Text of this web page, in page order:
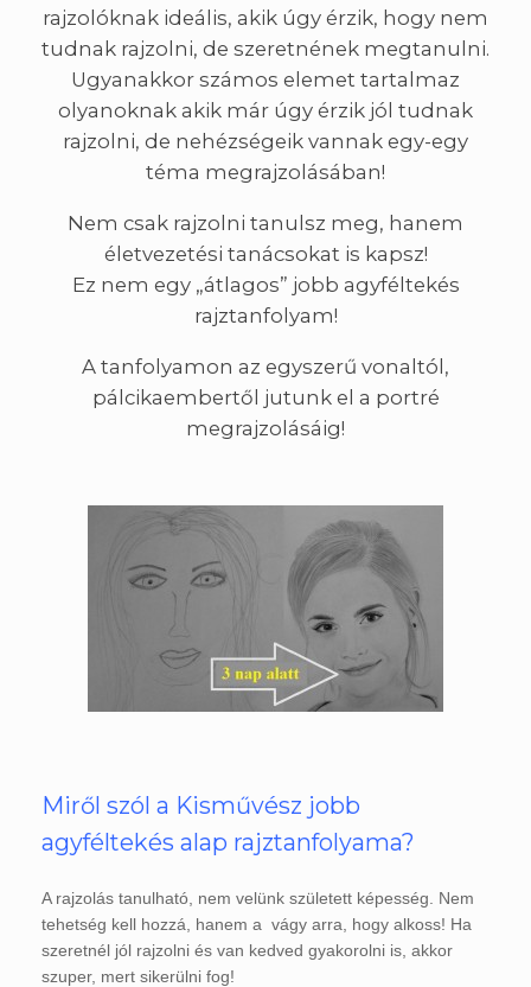
rajzolóknak ideális, akik úgy érzik, hogy nem
tudnak rajzolni, de szeretnének megtanulni.
Ugyanakkor számos elemet tartalmaz
olyanoknak akik már úgy érzik jól tudnak
rajzolni, de nehézségeik vannak egy-egy
téma megrajzolásában!
Nem csak rajzolni tanulsz meg, hanem
életvezetési tanácsokat is kapsz!
Ez nem egy „átlagos” jobb agyféltekés
rajztanfolyam!
A tanfolyamon az egyszerű vonaltól,
pálcikaembertől jutunk el a portré
megrajzolásáig!
Miről szól a Kisművész jobb
agyféltekés alap rajztanfolyama?
A rajzolás tanulható, nem velünk született képesség. Nem
tehetség kell hozzá, hanem a vágy arra, hogy alkoss! Ha
szeretnél jól rajzolni és van kedved gyakorolni is, akkor
szuper, mert sikerülni fog!